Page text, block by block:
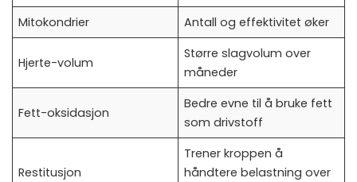
Mitokondrier
Antall og effektivitet øker
Hjerte-volum
Større slagvolum over
måneder
Fett-oksidasjon
Bedre evne til å bruke fett
som drivstoff
Restitusjon
Trener kroppen å
håndtere belastning over